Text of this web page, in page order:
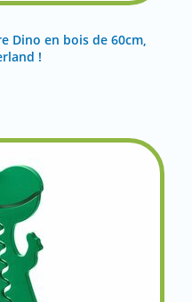
Dino en bois de 60cm,
!